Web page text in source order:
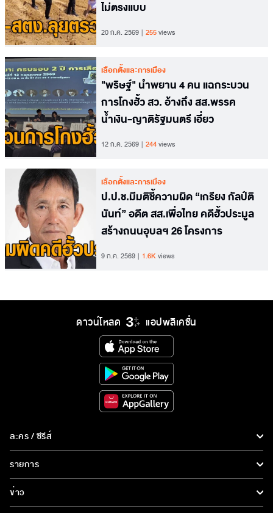
ไม่ตรงแบบ
20 ก.ค. 2569 255views
เลือกตั้งและการเมือง
"พริษฐ์" นำพยาน 4 คน แฉกระบวน
การโกงฮั้ว สว. อ้างถึง สส.พรรค
น้ำเงิน-ญาติรัฐมนตรี เอี่ยว
12 ก.ค. 2569 244views
เลือกตั้งและการเมือง
ป.ป.ช.มีมติชี้ความผิด “เกรียง กัลป์ติ
นันท์” อดีต สส.เพื่อไทย คดีฮั้วประมูล
สร้างถนนอุบลฯ 26 โครงการ
9 ก.ค. 2569 1.6Kviews
ดาวน์โหลด แอปพลิเคชั่น
ละคร / ซีรีส์
ละคร/ซีรีส์
ซีรีส์นานาชาติ
การ์ตูน & เกม
รายการ
รายการทั้งหมด
ข่าว